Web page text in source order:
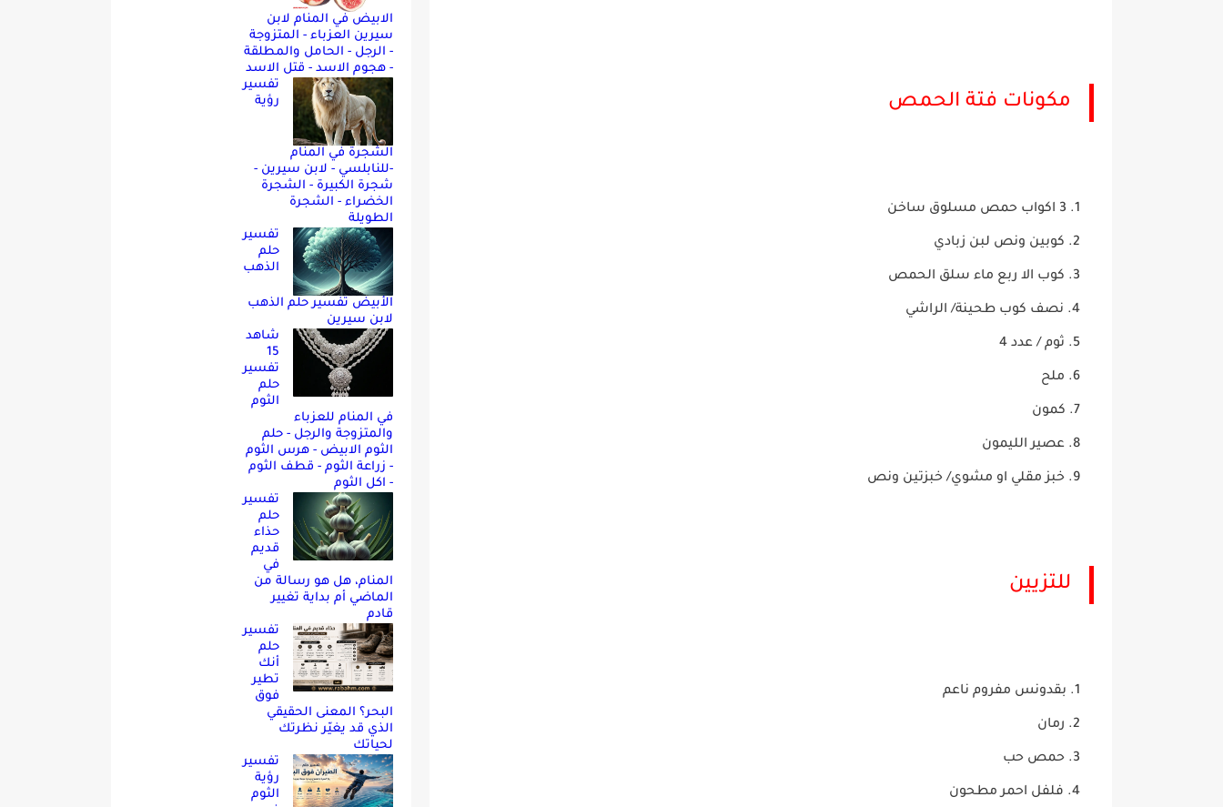
مكونات فتة الحمص
3 اكواب حمص مسلوق ساخن
كوبين ونص لبن زبادي
كوب الا ربع ماء سلق الحمص
نصف كوب طحينة/ الراشي
ثوم / عدد 4
ملح
كمون
عصير الليمون
خبز مقلي او مشوي/ خبزتين ونص
للتزيين
بقدونس مفروم ناعم
رمان
حمص حب
فلفل احمر مطحون
الابيض في المنام لابن
سيرين العزباء - المتزوجة
- الرجل - الحامل والمطلقة
- هجوم الاسد - قتل الاسد
تفسير
رؤية
الشجرة في المنام
-للنابلسي - لابن سيرين -
شجرة الكبيرة - الشجرة
الخضراء - الشجرة
الطويلة
تفسير
حلم
الذهب
الأبيض تفسير حلم الذهب
لابن سيرين
شاهد
15
تفسير
حلم
الثوم
في المنام للعزباء
والمتزوجة والرجل - حلم
الثوم الابيض - هرس الثوم
- زراعة الثوم - قطف الثوم
- اكل الثوم
تفسير
حلم
حذاء
قديم
في
المنام، هل هو رسالة من
الماضي أم بداية تغيير
قادم
تفسير
حلم
أنك
تطير
فوق
البحر؟ المعنى الحقيقي
الذي قد يغيّر نظرتك
لحياتك
تفسير
رؤية
الثوم